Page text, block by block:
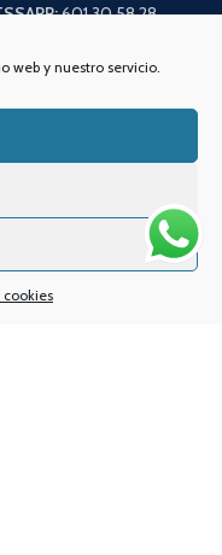
web y nuestro servicio.
601 30 58 28